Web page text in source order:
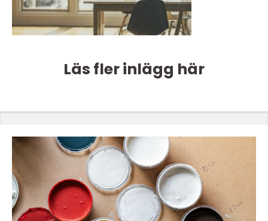
Läs fler inlägg här